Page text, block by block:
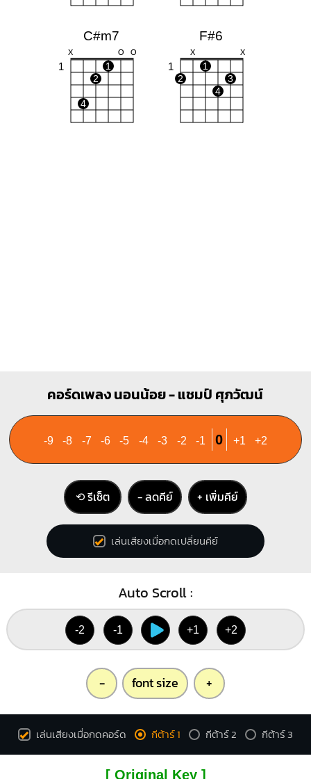
C#m7
X O O
1
1
2
4
F#6
X X
1
1
2
3
4
X X O
1 1
1
C#7
X X
1
2
F#m7
1 1 1 1
B7
2
3
G7
O O O
1
1
G#m7b5
X X
1
3
Ebm7b5
คอร์ดเพลง นอนน้อย - แชมป์ ศุภวัฒน์
-9 -8 -7 -6 -5 -4 -3 -2 -1 0 +1 +2
⟲ รีเซ็ต − ลดคีย์ + เพิ่มคีย์
เล่นเสียงเมื่อกดเปลี่ยนคีย์
Auto Scroll :
-2 -1 +1 +2
- font size +
เล่นเสียงเมื่อกดคอร์ด กีต้าร์ 1 กีต้าร์ 2 กีต้าร์ 3
[ Original Key ]